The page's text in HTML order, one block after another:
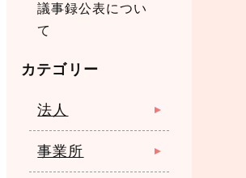
議事録公表につい
て
カテゴリー
法人
事業所